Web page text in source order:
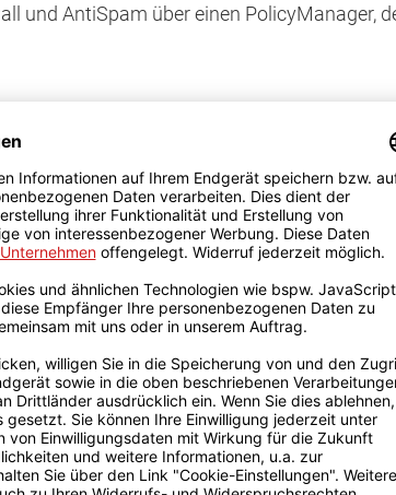
und AntiSpam über einen PolicyManager,